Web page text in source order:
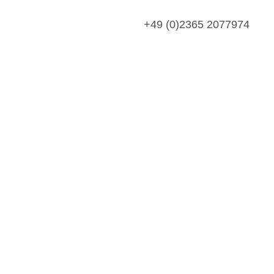
+49 (0)2365 2077974